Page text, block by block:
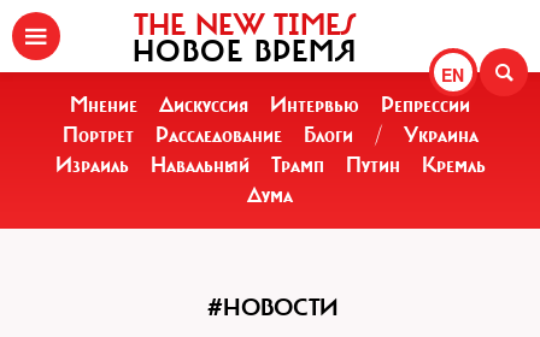
EN
THE NEW TIMES
НОВОЕ ВРЕМЯ
Мнение Дискуссия Интервью
Репрессии
Портрет
Расследование Блоги /
Украина
Израиль
Навальный Трамп Путин
Кремль
Дума
#НОВОСТИ